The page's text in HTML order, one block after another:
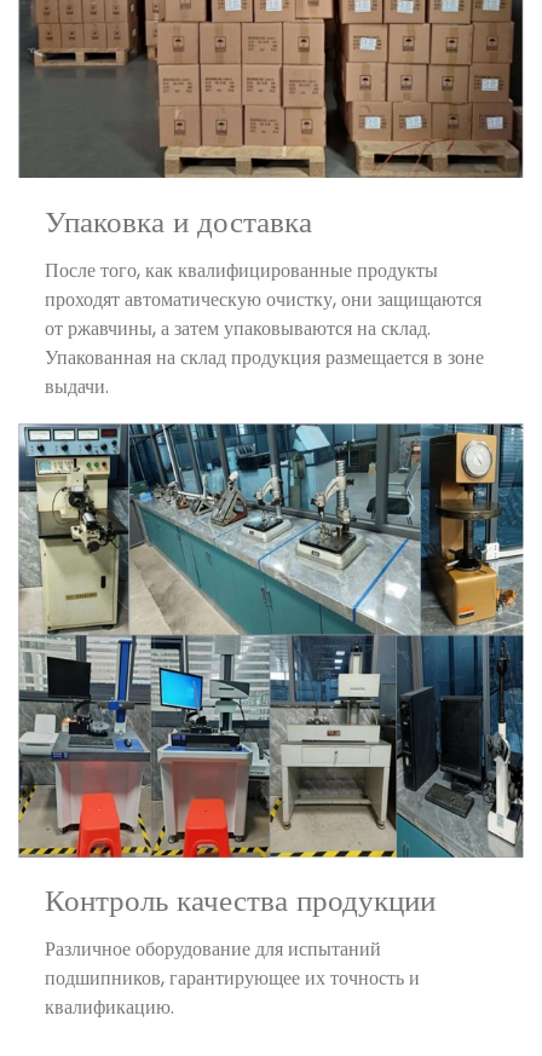
Упаковка и доставка
После того, как квалифицированные продукты
проходят автоматическую очистку, они защищаются
от ржавчины, а затем упаковываются на склад.
Упакованная на склад продукция размещается в зоне
выдачи.
Контроль качества продукции
Различное оборудование для испытаний
подшипников, гарантирующее их точность и
квалификацию.